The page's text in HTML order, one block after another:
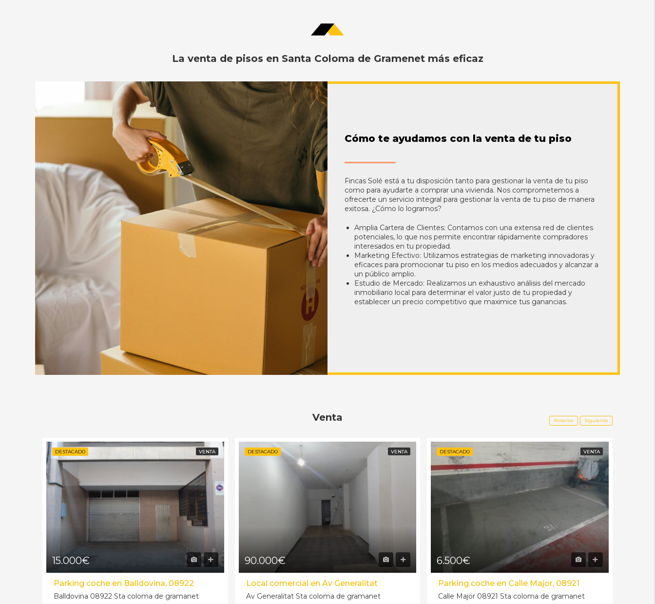
La venta de pisos en Santa Coloma de Gramenet más eficaz
Cómo te ayudamos con la venta de tu piso
Fincas Solé está a tu disposición tanto para gestionar la venta de tu piso
como para ayudarte a comprar una vivienda. Nos comprometemos a
ofrecerte un servicio integral para gestionar la venta de tu piso de manera
exitosa. ¿Cómo lo logramos?
Amplia Cartera de Clientes: Contamos con una extensa red de clientes
potenciales, lo que nos permite encontrar rápidamente compradores
interesados en tu propiedad.
Marketing Efectivo: Utilizamos estrategias de marketing innovadoras y
eficaces para promocionar tu piso en los medios adecuados y alcanzar a
un público amplio.
Estudio de Mercado: Realizamos un exhaustivo análisis del mercado
inmobiliario local para determinar el valor justo de tu propiedad y
establecer un precio competitivo que maximice tus ganancias.
Venta Anterior Siguiente
DESTACADO VENTA
15.000€
Parking coche en Balldovina, 08922
Balldovina 08922 Sta coloma de gramanet
DESTACADO VENTA
90.000€
Local comercial en Av Generalitat
Av Generalitat Sta coloma de gramanet
DESTACADO VENTA
6.500€
Parking coche en Calle Major, 08921
Calle Major 08921 Sta coloma de gramanet